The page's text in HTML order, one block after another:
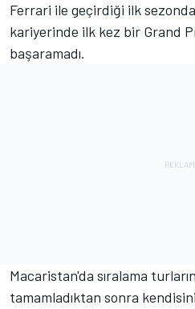
Ferrari ile geçirdiği ilk
kariyerinde ilk kez bir Grand
başaramadı.
Macaristan'da sıralama
tamamladıktan sonra